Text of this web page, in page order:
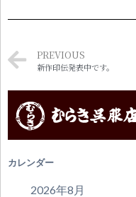
PREVIOUS
新作印伝発表中です。
カレンダー
2026年8月